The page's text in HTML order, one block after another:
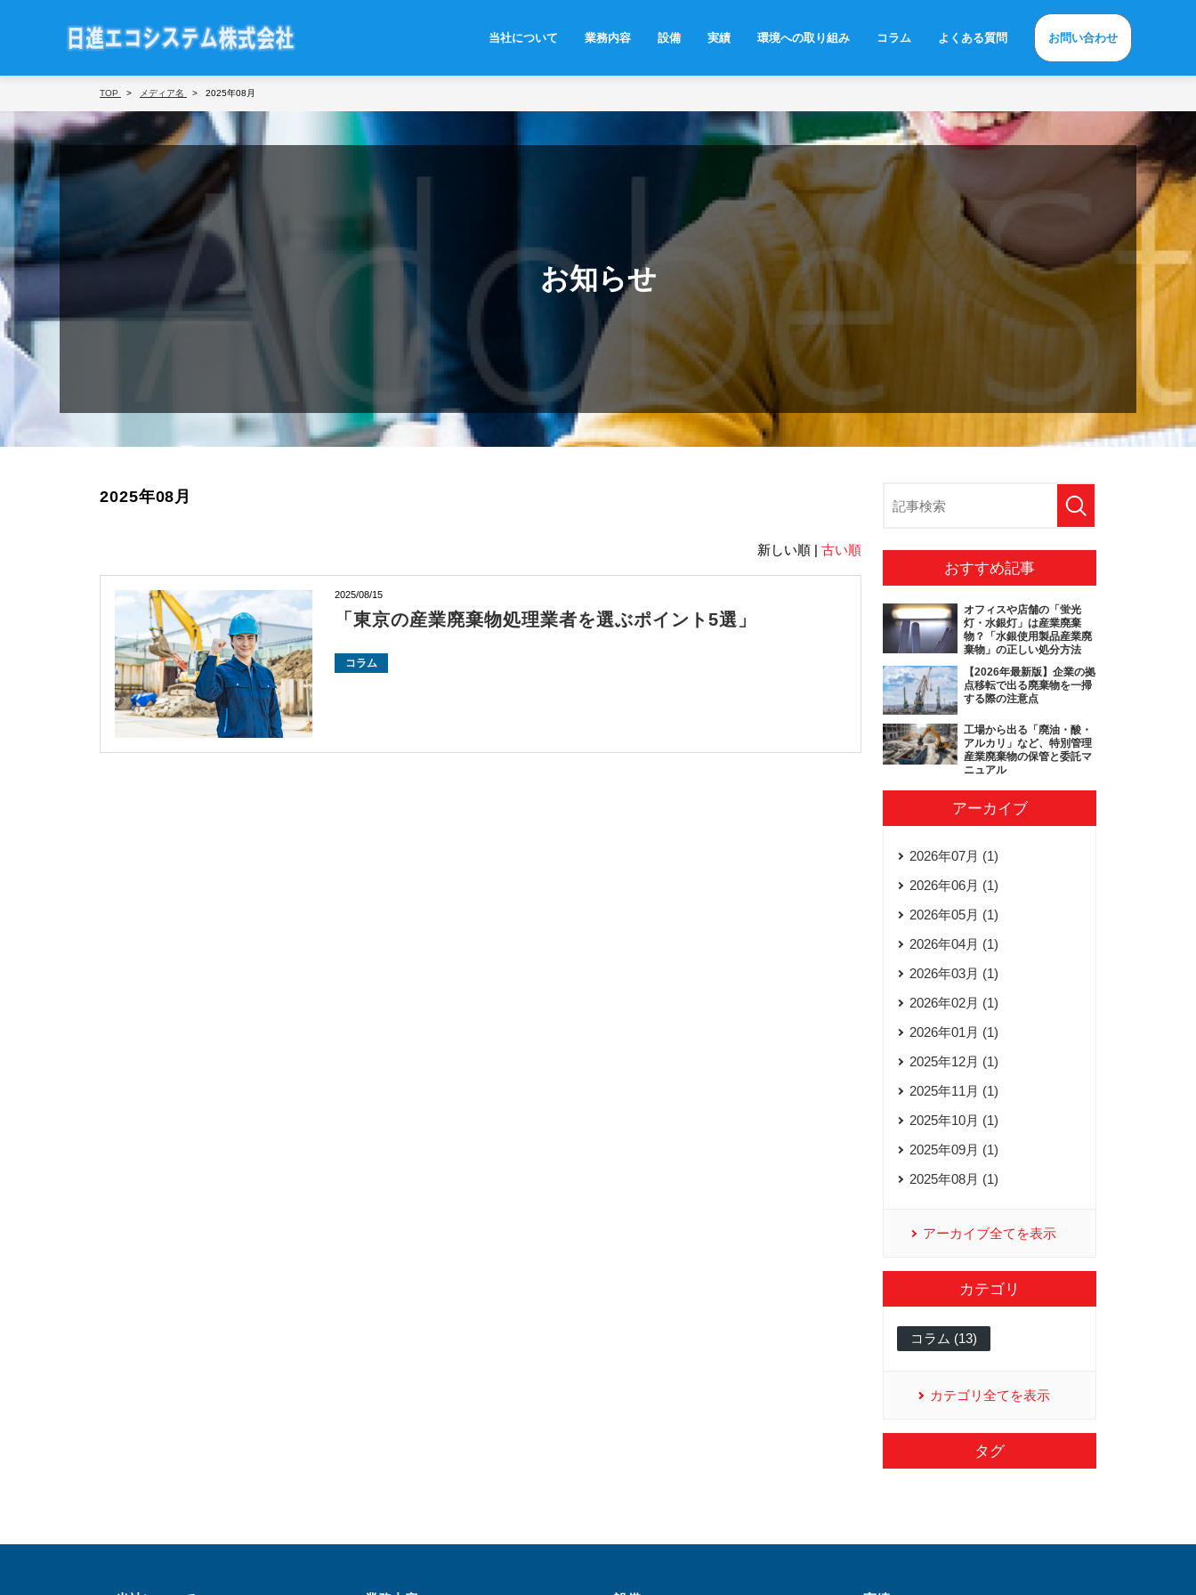
当社について 業務内容 設備 実績 環境への取り組み コラム よくある質問 お問い合わせ
TOP メディア名 2025年08月
お知らせ
2025年08月
新しい順 | 古い順
2025/08/15
「東京の産業廃棄物処理業者を選ぶポイント5選」
コラム
おすすめ記事
オフィスや店舗の「蛍光
灯・水銀灯」は産業廃棄
物？「水銀使用製品産業廃
棄物」の正しい処分方法
【2026年最新版】企業の拠
点移転で出る廃棄物を一掃
する際の注意点
工場から出る「廃油・酸・
アルカリ」など、特別管理
産業廃棄物の保管と委託マ
ニュアル
アーカイブ
2026年07月 (1)
2026年06月 (1)
2026年05月 (1)
2026年04月 (1)
2026年03月 (1)
2026年02月 (1)
2026年01月 (1)
2025年12月 (1)
2025年11月 (1)
2025年10月 (1)
2025年09月 (1)
2025年08月 (1)
アーカイブ全てを表示
カテゴリ
コラム (13)
カテゴリ全てを表示
タグ